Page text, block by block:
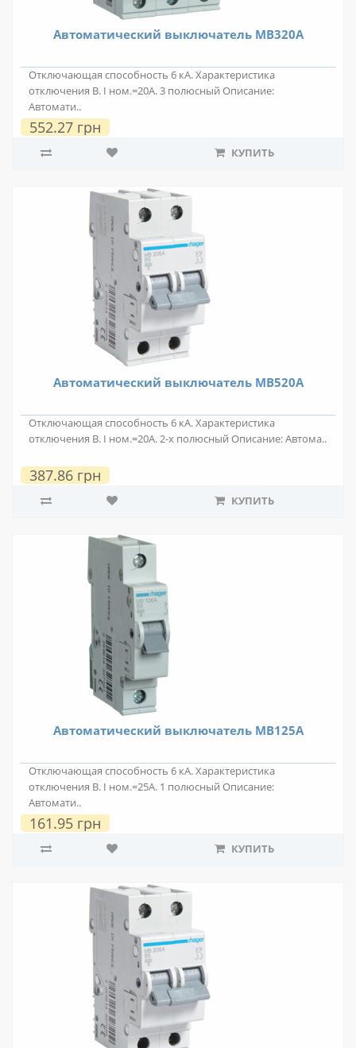
Автоматический выключатель MB320A
Отключающая способность 6 кА. Характеристика
отключения В. I ном.=20А. 3 полюсный Описание:
Автомати..
552.27 грн
КУПИТЬ
Автоматический выключатель MB520A
Отключающая способность 6 кА. Характеристика
отключения B. I ном.=20А. 2-х полюсный Описание: Автома..
387.86 грн
КУПИТЬ
Автоматический выключатель MB125A
Отключающая способность 6 кА. Характеристика
отключения В. I ном.=25А. 1 полюсный Описание:
Автомати..
161.95 грн
КУПИТЬ